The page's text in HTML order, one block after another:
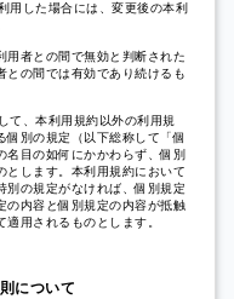
用した場合には、変更後の本利
用者との間で無効と判断された
との間では有効であり続けるも
て、本利用規約以外の利用規
個別の規定（以下総称して「個
名目の如何にかかわらず、個別
とします。本利用規約において
別の規定がなければ、個別規定
の内容と個別規定の内容が抵触
用されるものとします。
について